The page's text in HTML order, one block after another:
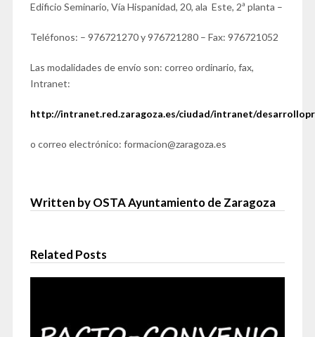
Edificio Seminario, Vía Hispanidad, 20, ala Este, 2ª planta –
Teléfonos: – 976721270 y 976721280 – Fax: 976721052
Las modalidades de envío son: correo ordinario, fax,
Intranet:
http://intranet.red.zaragoza.es/ciudad/intranet/
o correo electrónico: formacion@zaragoza.es
Written by OSTA Ayuntamiento de Zaragoza
Related Posts